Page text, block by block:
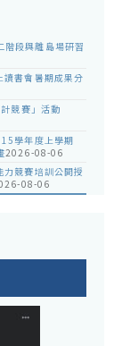
階段與離島場研習
書會暑期成果分
競賽」活動
學年度上學期
2026-08-06
競賽培訓公開授
08-06